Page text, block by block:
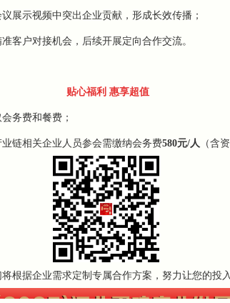
展示视频中突出企业贡献，形成长效传播；
客户对接机会，后续开展定向合作交流。
贴心福利 惠享超值
务费和餐费；
链相关企业人员参会需缴纳会务费580元/人 （含
将根据企业需求定制专属合作方案，努力让您的投